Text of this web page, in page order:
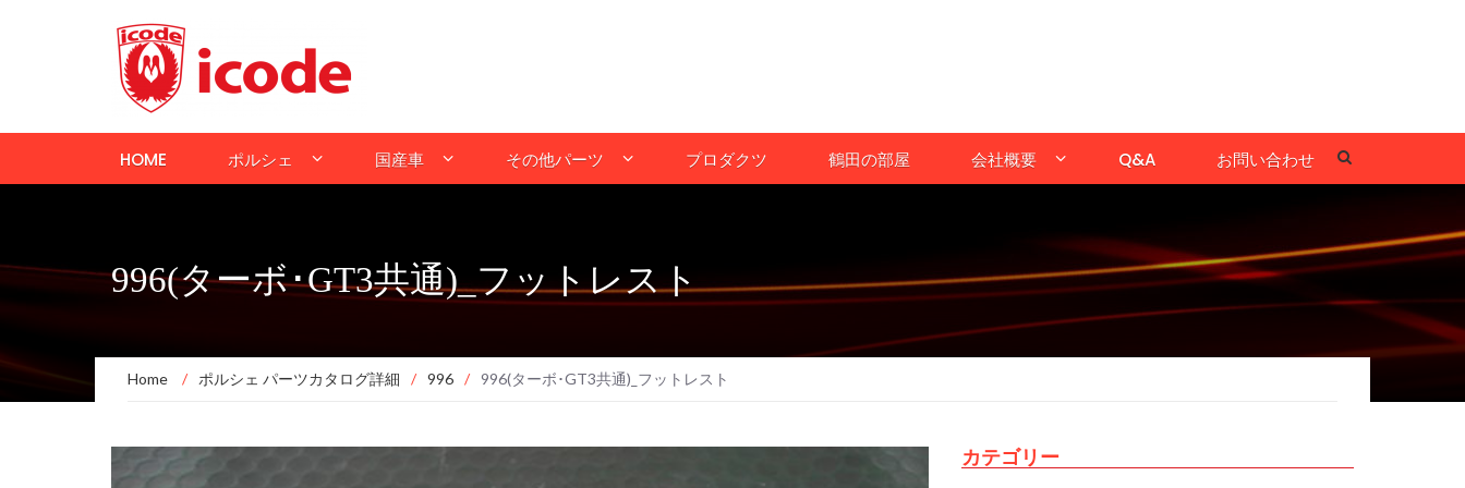
HOME ポルシェ 国産車 その他パーツ プロダクツ 鶴田の部屋 会社概要 Q&A お問い合わせ
996(ターボ･GT3共通)_フットレスト
Home / ポルシェ パーツカタログ詳細 / 996 / 996(ターボ･GT3共通)_フットレスト
カテゴリー